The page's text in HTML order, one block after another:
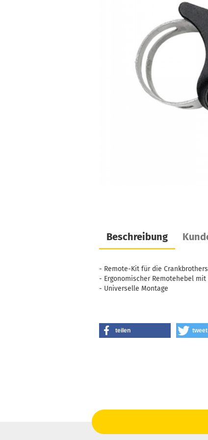
Beschreibung
- Remote-Kit für die
- Ergonomischer Remotehebel mit
- Universelle Montage
teilen tweet